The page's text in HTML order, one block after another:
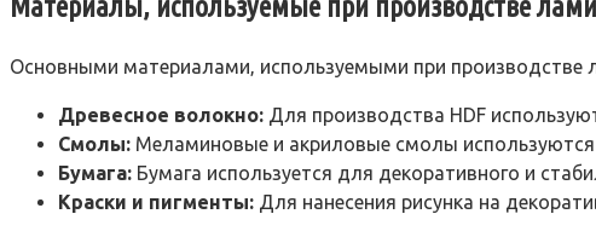
Основными материалами‚ используемыми при производстве
Древесное волокно: Для производства HDF
Смолы: Меламиновые и акриловые смолы
Бумага: Бумага используется для декоративного и
Краски и пигменты: Для нанесения рисунка на